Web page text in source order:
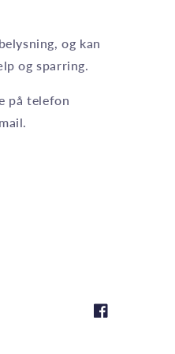
og kan
og sparring.
på telefon
Facebook